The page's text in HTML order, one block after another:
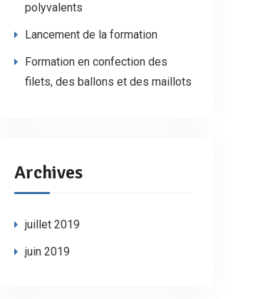
polyvalents
Lancement de la formation
Formation en confection des
filets, des ballons et des maillots
Archives
juillet 2019
juin 2019